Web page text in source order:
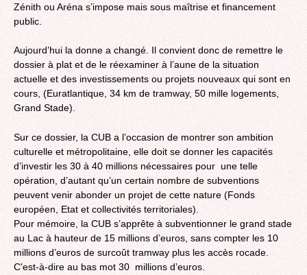
Zénith ou Aréna s’impose mais sous maîtrise et financement
public.
Aujourd’hui la donne a changé. Il convient donc de remettre le
dossier à plat et de le réexaminer à l’aune de la situation
actuelle et des investissements ou projets nouveaux qui sont en
cours, (Euratlantique, 34 km de tramway, 50 mille logements,
Grand Stade).
Sur ce dossier, la CUB a l’occasion de montrer son ambition
culturelle et métropolitaine, elle doit se donner les capacités
d’investir les 30 à 40 millions nécessaires pour une telle
opération, d’autant qu’un certain nombre de subventions
peuvent venir abonder un projet de cette nature (Fonds
européen, Etat et collectivités territoriales).
Pour mémoire, la CUB s’apprête à subventionner le grand stade
au Lac à hauteur de 15 millions d’euros, sans compter les 10
millions d’euros de surcoût tramway plus les accès rocade.
C'est-à-dire au bas mot 30 millions d’euros.